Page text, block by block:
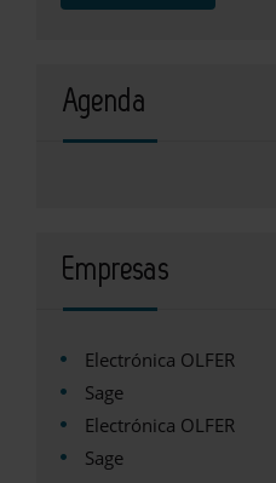
Agenda
Empresas
Electrónica OLFER
Sage
Electrónica OLFER
Sage